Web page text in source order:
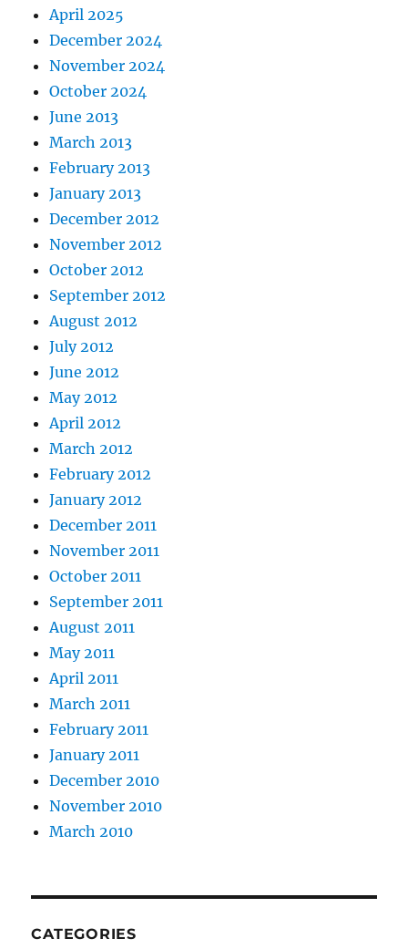
April 2025
December 2024
November 2024
October 2024
June 2013
March 2013
February 2013
January 2013
December 2012
November 2012
October 2012
September 2012
August 2012
July 2012
June 2012
May 2012
April 2012
March 2012
February 2012
January 2012
December 2011
November 2011
October 2011
September 2011
August 2011
May 2011
April 2011
March 2011
February 2011
January 2011
December 2010
November 2010
March 2010
CATEGORIES